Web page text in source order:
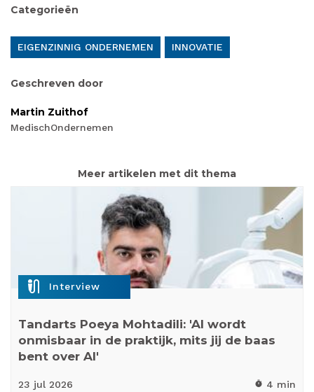
Categorieën
EIGENZINNIG ONDERNEMEN INNOVATIE
Geschreven door
Martin Zuithof
MedischOndernemen
Meer artikelen met dit thema
mic_external_on Interview
Tandarts Poeya Mohtadili: 'AI wordt
onmisbaar in de praktijk, mits jij de baas
bent over AI'
23 jul 2026 timer 4 min